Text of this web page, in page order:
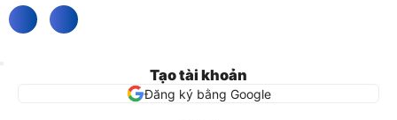
Tạo tài khoản
Đăng ký bằng Google